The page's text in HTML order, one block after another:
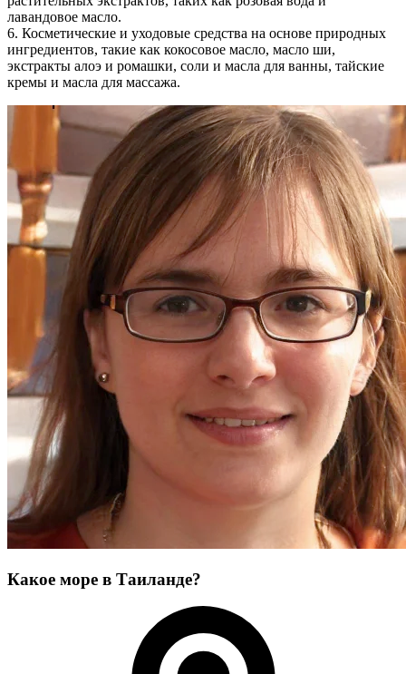
лавандовое масло.
6. Косметические и уходовые средства на основе природных
ингредиентов, такие как кокосовое масло, масло ши,
экстракты алоэ и ромашки, соли и масла для ванны, тайские
кремы и масла для массажа.
Какое море в Таиланде?